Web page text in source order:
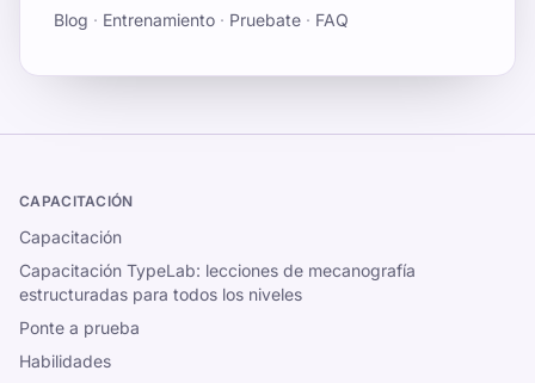
Blog · Entrenamiento · Pruebate · FAQ
CAPACITACIÓN
Capacitación
Capacitación TypeLab: lecciones de mecanografía
estructuradas para todos los niveles
Ponte a prueba
Habilidades